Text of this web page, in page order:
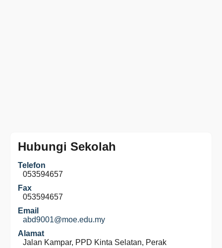
Hubungi Sekolah
Telefon
053594657
Fax
053594657
Email
abd9001@moe.edu.my
Alamat
Jalan Kampar, PPD Kinta Selatan, Perak